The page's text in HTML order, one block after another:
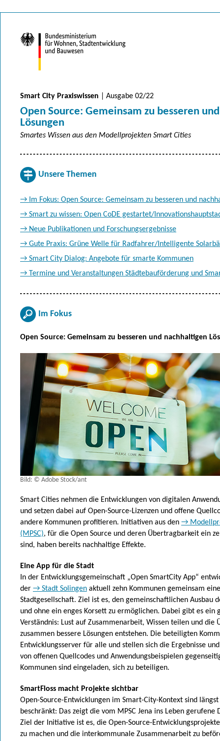
Smart City Praxiswissen | Ausgabe 02/22
Open Source: Gemeinsam zu besseren
Lösungen
Smartes Wissen aus den Modellprojekten Smart Cities
Unsere Themen
→ Im Fokus: Open Source: Gemeinsam zu besseren und
→ Smart zu wissen: Open CoDE gestartet/
→ Neue Publikationen und Forschungsergebnisse
→ Gute Praxis: Grüne Welle für Radfahrer/Intelligente
→ Smart City Dialog: Angebote für smarte Kommunen
→ Termine und Veranstaltungen Städtebauförderung und
Im Fokus
Open Source: Gemeinsam zu besseren und nachhaltigen
Bild: © Adobe Stock/ant
Smart Cities nehmen die Entwicklungen von digitalen
und setzen dabei auf Open-Source-Lizenzen und offene
andere Kommunen profitieren. Initiativen aus den →
(MPSC), für die Open Source und deren Übertragbarkeit ein
sind, haben bereits nachhaltige Effekte.
Eine App für die Stadt
In der Entwicklungsgemeinschaft „Open SmartCity App“
der → Stadt Solingen aktuell zehn Kommunen gemeinsam
Stadtgesellschaft. Ziel ist es, den gemeinschaftlichen Ausbau
und ohne ein enges Korsett zu ermöglichen. Dabei gibt es ein
Verständnis: Lust auf Zusammenarbeit, Wissen teilen und die
zusammen bessere Lösungen entstehen. Die beteiligten
Entwicklungsserver für alle und stellen sich die Ergebnisse
von offenen Quellcodes und Anwendungsbeispielen
Kommunen sind eingeladen, sich zu beteiligen.
SmartFloss macht Projekte sichtbar
Open-Source-Entwicklungen im Smart-City-Kontext sind
beschränkt: Das zeigt die vom MPSC Jena ins Leben gerufene
Ziel der Initiative ist es, die Open-Source-
zu machen und die interkommunale Zusammenarbeit zu